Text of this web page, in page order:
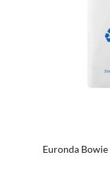
Euronda